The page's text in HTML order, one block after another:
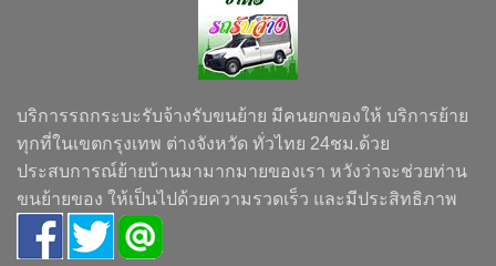
บริการรถกระบะรับจ้างรับขนย้าย มีคนยกของให้ บริการย้าย
ทุกที่ในเขตกรุงเทพ ต่างจังหวัด ทั่วไทย 24ชม.ด้วย
ประสบการณ์ย้ายบ้านมามากมายของเรา หวังว่าจะช่วยท่าน
ขนย้ายของ ให้เป็นไปด้วยความรวดเร็ว และมีประสิทธิภาพ